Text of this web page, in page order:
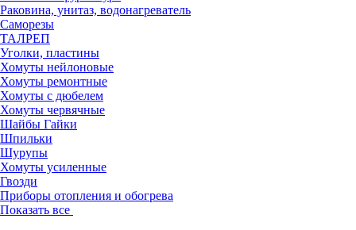
Раковина, унитаз, водонагреватель
Саморезы
ТАЛРЕП
Уголки, пластины
Хомуты нейлоновые
Хомуты ремонтные
Хомуты с дюбелем
Хомуты червячные
Шайбы Гайки
Шпильки
Шурупы
Хомуты усиленные
Гвозди
Приборы отопления и обогрева
Показать все